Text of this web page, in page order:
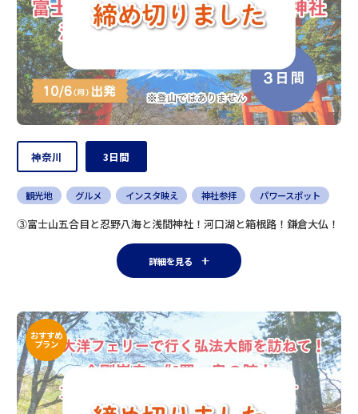
神奈川 3日間
観光地 グルメ インスタ映え 神社参拝 パワースポット
③富士山五合目と忍野八海と浅間神社！河口湖と箱根路！鎌倉大仏！
詳細を見る
おすすめ
プラン